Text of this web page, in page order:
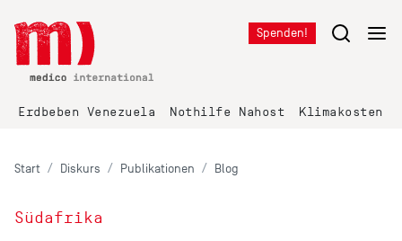
Spenden!
Erdbeben Venezuela Nothilfe Nahost Klimakosten
Start Diskurs Publikationen Blog
Südafrika